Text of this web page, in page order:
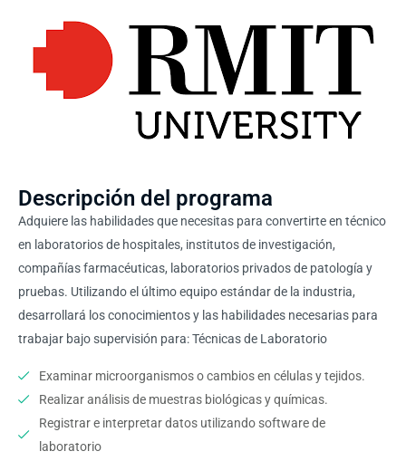
Descripción del programa
Adquiere las habilidades que necesitas para convertirte en técnico
en laboratorios de hospitales, institutos de investigación,
compañías farmacéuticas, laboratorios privados de patología y
pruebas. Utilizando el último equipo estándar de la industria,
desarrollará los conocimientos y las habilidades necesarias para
trabajar bajo supervisión para: Técnicas de Laboratorio
Examinar microorganismos o cambios en células y tejidos.
Realizar análisis de muestras biológicas y químicas.
Registrar e interpretar datos utilizando software de
laboratorio